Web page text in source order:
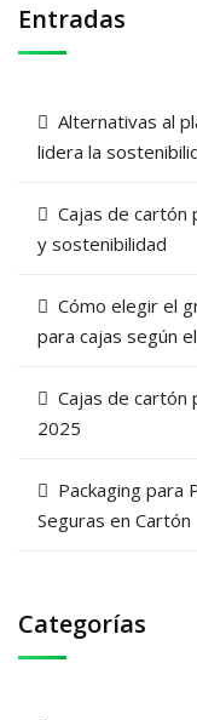
Entradas
Alternativas al
lidera la
Cajas de cartón
y sostenibilidad
Cómo elegir el
para cajas según
Cajas de cartón
2025
Packaging para
Seguras en Cartón
Categorías